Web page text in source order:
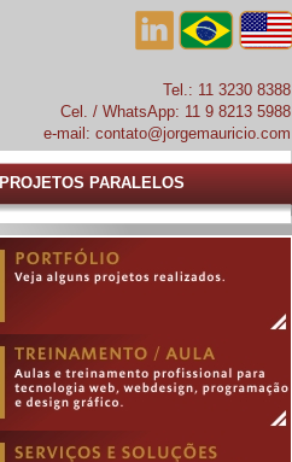
Tel.: 11 3230 8388
Cel. / WhatsApp: 11 9 8213 5988
e-mail: contato@jorgemauricio.com
PROJETOS PARALELOS